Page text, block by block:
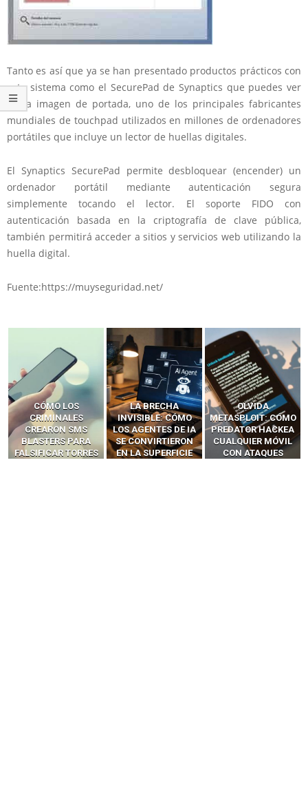
Tanto es así que ya se han presentado productos prácticos con
este sistema como el SecurePad de Synaptics que puedes ver
en la imagen de portada, uno de los principales fabricantes
mundiales de touchpad utilizados en millones de ordenadores
portátiles que incluye un lector de huellas digitales.
El Synaptics SecurePad permite desbloquear (encender) un
ordenador portátil mediante autenticación segura
simplemente tocando el lector. El soporte FIDO con
autenticación basada en la criptografía de clave pública,
también permitirá acceder a sitios y servicios web utilizando la
huella digital.
Fuente:https://muyseguridad.net/
LA BRECHA
INVISIBLE: CÓMO
LOS AGENTES DE IA
SE CONVIRTIERON
EN LA SUPERFICIE
OLVIDA
METASPLOIT: CÓMO
PREDATOR HACKEA
CUALQUIER MÓVIL
CON ATAQUES
CÓMO LOS HACKERS
INTERCEPTAN OTPS
Y LLAMADAS
MÓVILES SIN
‘HACKEAR’ — EL